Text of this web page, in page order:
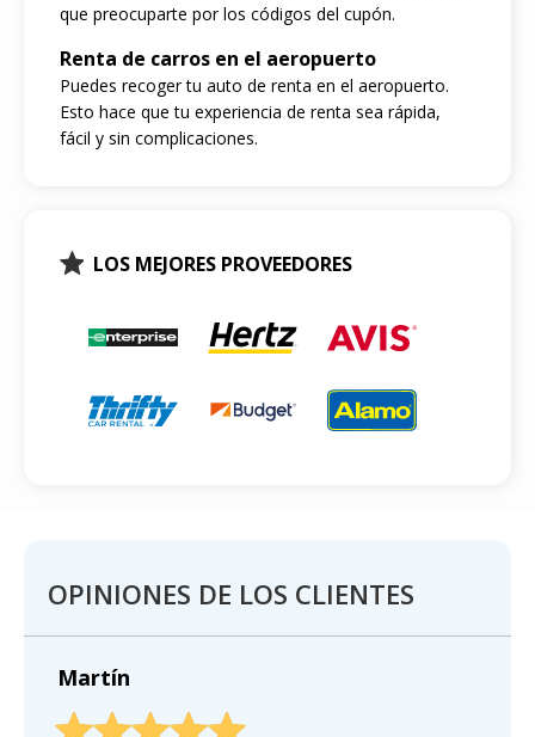
que preocuparte por los códigos del cupón.
Renta de carros en el aeropuerto
Puedes recoger tu auto de renta en el aeropuerto.
Esto hace que tu experiencia de renta sea rápida,
fácil y sin complicaciones.
LOS MEJORES PROVEEDORES
OPINIONES DE LOS CLIENTES
Martín